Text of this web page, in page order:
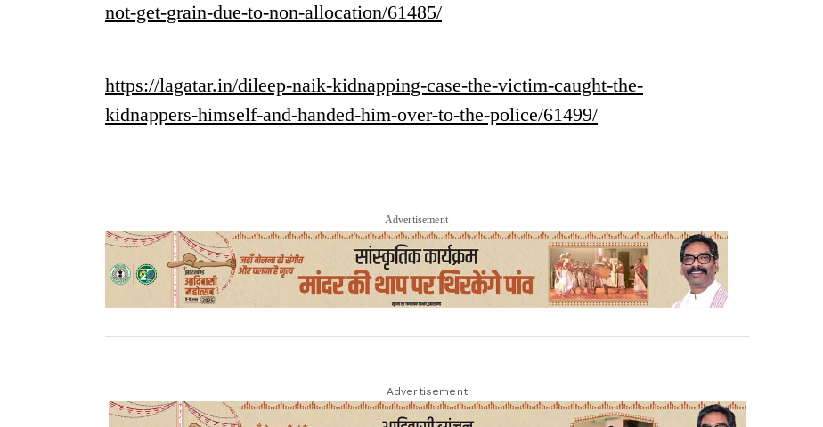
not-get-grain-due-to-non-allocation/61485/
https://lagatar.in/dileep-naik-kidnapping-case-the-victim-caught-the-
kidnappers-himself-and-handed-him-over-to-the-police/61499/
Advertisement
Advertisement